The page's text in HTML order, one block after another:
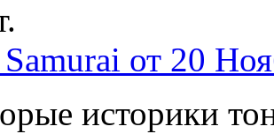
от 20
историки